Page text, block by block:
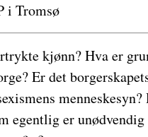
i Tromsø
kjønn? Hva er
Er det
egentlig er